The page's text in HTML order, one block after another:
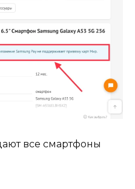
все смартфоны